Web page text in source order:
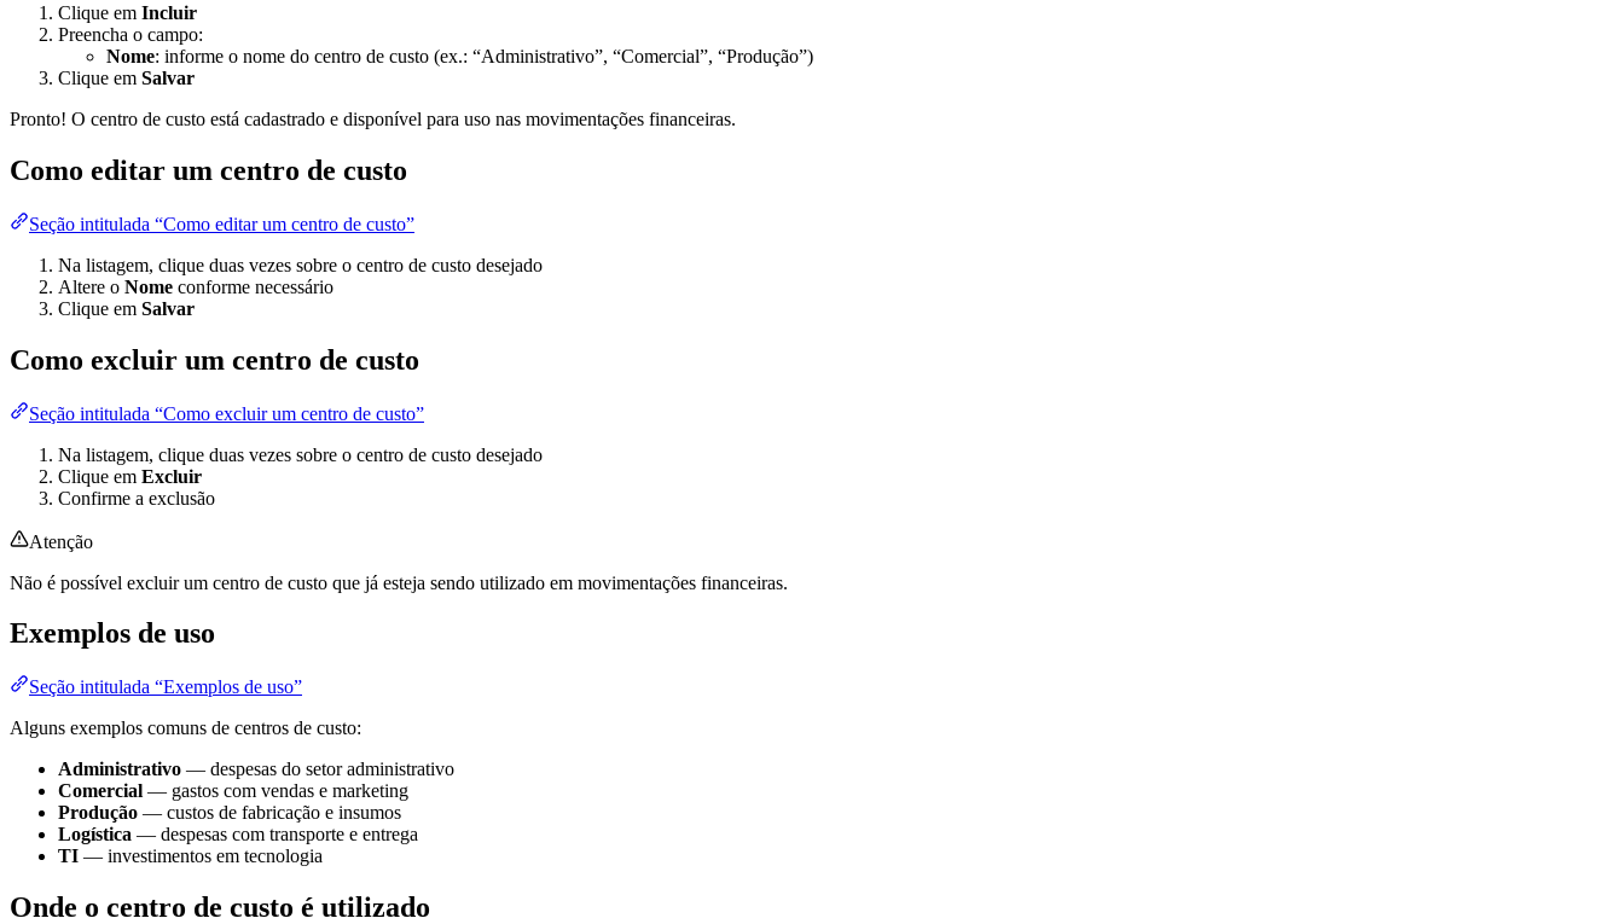
Clique em Incluir
Preencha o campo:
Nome: informe o nome do centro de custo (ex.: “Administrativo”, “Comercial”, “Produção”)
Clique em Salvar
Pronto! O centro de custo está cadastrado e disponível para uso nas movimentações financeiras.
Como editar um centro de custo
Seção intitulada “Como editar um centro de custo”
Na listagem, clique duas vezes sobre o centro de custo desejado
Altere o Nome conforme necessário
Clique em Salvar
Como excluir um centro de custo
Seção intitulada “Como excluir um centro de custo”
Na listagem, clique duas vezes sobre o centro de custo desejado
Clique em Excluir
Confirme a exclusão
Atenção
Não é possível excluir um centro de custo que já esteja sendo utilizado em movimentações financeiras.
Exemplos de uso
Seção intitulada “Exemplos de uso”
Alguns exemplos comuns de centros de custo:
Administrativo — despesas do setor administrativo
Comercial — gastos com vendas e marketing
Produção — custos de fabricação e insumos
Logística — despesas com transporte e entrega
TI — investimentos em tecnologia
Onde o centro de custo é utilizado